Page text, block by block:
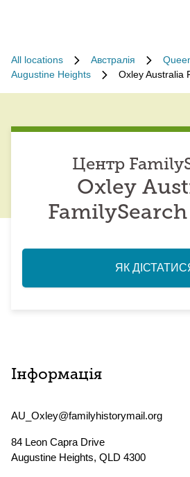
All locations Австралія
Augustine Heights
Oxley Australia
Центр
Oxley
ЯК
Інформація
AU_Oxley@familyhistorymail.org
84 Leon Capra Drive
Augustine Heights, QLD 4300